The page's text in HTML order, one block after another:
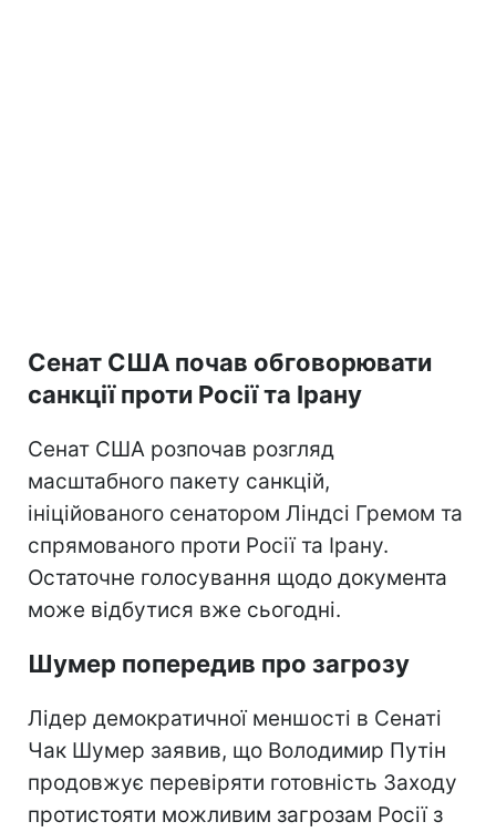
Сенат США почав обговорювати
санкції проти Росії та Ірану
Сенат США розпочав розгляд
масштабного пакету санкцій,
ініційованого сенатором Ліндсі Гремом та
спрямованого проти Росії та Ірану.
Остаточне голосування щодо документа
може відбутися вже сьогодні.
Шумер попередив про загрозу
Лідер демократичної меншості в Сенаті
Чак Шумер заявив, що Володимир Путін
продовжує перевіряти готовність Заходу
протистояти можливим загрозам Росії з